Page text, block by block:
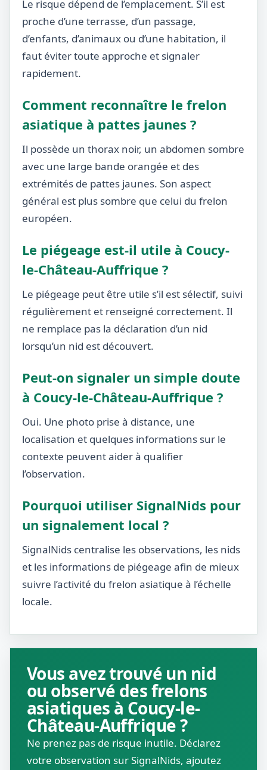
Le risque dépend de l’emplacement. S’il est
proche d’une terrasse, d’un passage,
d’enfants, d’animaux ou d’une habitation, il
faut éviter toute approche et signaler
rapidement.
Comment reconnaître le frelon
asiatique à pattes jaunes ?
Il possède un thorax noir, un abdomen sombre
avec une large bande orangée et des
extrémités de pattes jaunes. Son aspect
général est plus sombre que celui du frelon
européen.
Le piégeage est-il utile à Coucy-
le-Château-Auffrique ?
Le piégeage peut être utile s’il est sélectif, suivi
régulièrement et renseigné correctement. Il
ne remplace pas la déclaration d’un nid
lorsqu’un nid est découvert.
Peut-on signaler un simple doute
à Coucy-le-Château-Auffrique ?
Oui. Une photo prise à distance, une
localisation et quelques informations sur le
contexte peuvent aider à qualifier
l’observation.
Pourquoi utiliser SignalNids pour
un signalement local ?
SignalNids centralise les observations, les nids
et les informations de piégeage afin de mieux
suivre l’activité du frelon asiatique à l’échelle
locale.
Vous avez trouvé un nid
ou observé des frelons
asiatiques à Coucy-le-
Château-Auffrique ?
Ne prenez pas de risque inutile. Déclarez
votre observation sur SignalNids, ajoutez